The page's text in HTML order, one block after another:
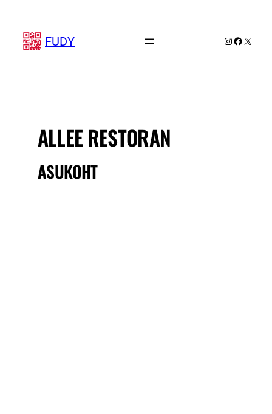
juurde
FUDY Instagram
X
ALLEE RESTORAN
ASUKOHT